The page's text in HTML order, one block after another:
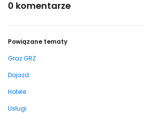
0 komentarze
Powiązane tematy
Graz GRZ
Dojazd
Hotele
Usługi